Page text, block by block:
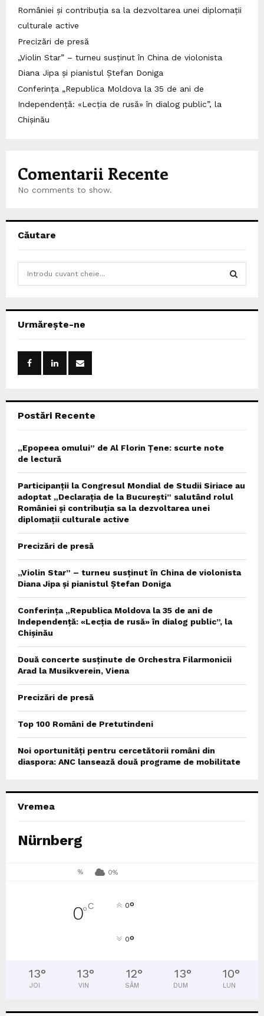
României și contribuția sa la dezvoltarea unei diplomații
culturale active
Precizări de presă
„Violin Star” – turneu susținut în China de violonista
Diana Jipa și pianistul Ștefan Doniga
Conferința „Republica Moldova la 35 de ani de
Independență: «Lecția de rusă» în dialog public”, la
Chișinău
Comentarii Recente
No comments to show.
Căutare
h
Urmărește-ne
Postări Recente
„Epopeea omului” de Al Florin Țene: scurte note
de lectură
Participanții la Congresul Mondial de Studii Siriace au
adoptat „Declarația de la București” salutând rolul
României și contribuția sa la dezvoltarea unei
diplomații culturale active
Precizări de presă
„Violin Star” – turneu susținut în China de violonista
Diana Jipa și pianistul Ștefan Doniga
Conferința „Republica Moldova la 35 de ani de
Independență: «Lecția de rusă» în dialog public”, la
Chișinău
Două concerte susținute de Orchestra Filarmonicii
Arad la Musikverein, Viena
Precizări de presă
Top 100 Români de Pretutindeni
Noi oportunități pentru cercetătorii români din
diaspora: ANC lansează două programe de mobilitate
Vremea
Nürnberg
% 0%
0°C 0°
0°
13°
JOI
13°
VIN
12°
SÂM
13°
DUM
10°
LUN